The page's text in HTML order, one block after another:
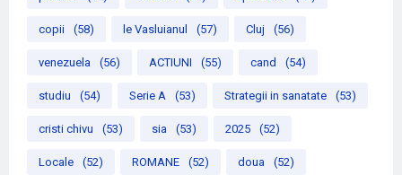
copii (58) le Vasluianul (57) Cluj (56)
venezuela (56) ACTIUNI (55) cand (54)
studiu (54) Serie A (53) Strategii in sanatate (53)
cristi chivu (53) sia (53) 2025 (52)
Locale (52) ROMANE (52) doua (52)